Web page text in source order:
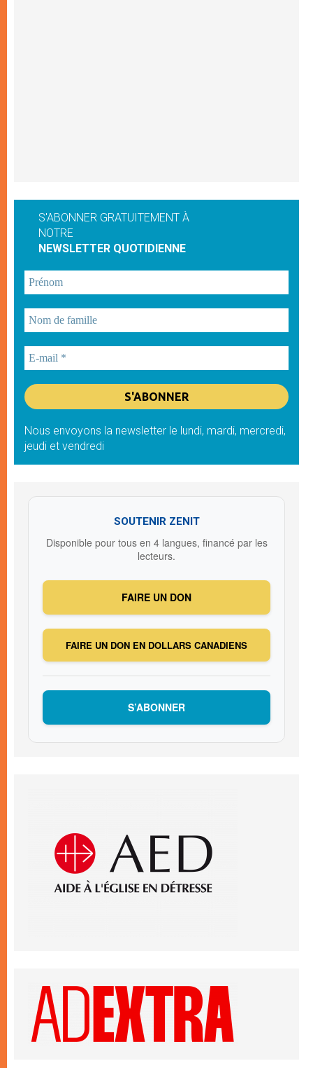
S'ABONNER GRATUITEMENT À
NOTRE
NEWSLETTER QUOTIDIENNE
Nous envoyons la newsletter le lundi, mardi, mercredi,
jeudi et vendredi
SOUTENIR ZENIT
Disponible pour tous en 4 langues, financé par les
lecteurs.
FAIRE UN DON
FAIRE UN DON EN DOLLARS CANADIENS
S’ABONNER